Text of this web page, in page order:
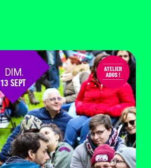
DIM.
13 SEPT